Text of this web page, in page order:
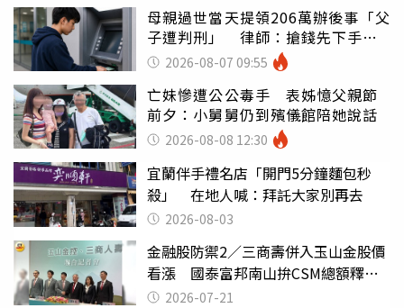
母親過世當天提領206萬辦後事「父
子遭判刑」 律師：搶錢先下手是
罪 2026-08-07 09:55
亡妹慘遭公公毒手 表姊憶父親節
前夕：小舅舅仍到殯儀館陪她說話
2026-08-08 12:30
宜蘭伴手禮名店「開門5分鐘麵包秒
殺」 在地人喊：拜託大家別再去
2026-08-03
金融股防禦2／三商壽併入玉山金股價
看漲 國泰富邦南山拚CSM總額釋出
率 2026-07-21